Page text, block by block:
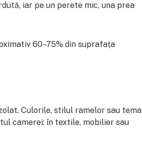
iar pe un perete mic, una prea
60–75% din suprafața
Culorile, stilul ramelor sau tema
camerei: în textile, mobilier sau